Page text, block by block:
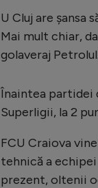
U Cluj are șansa
Mai mult chiar,
golaveraj Petrolul.
Înaintea partidei
Superligii, la 2
FCU Craiova
tehnică a echipei
prezent, oltenii